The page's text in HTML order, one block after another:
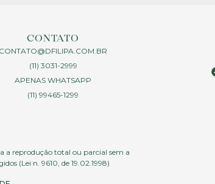
CONTATO
CONTATO@DFILIPA.COM.BR
(11) 3031-2999
APENAS WHATSAPP
(11) 99465-1299
a reprodução total ou parcial sem a
(Lei n. 9610, de 19.02.1998)